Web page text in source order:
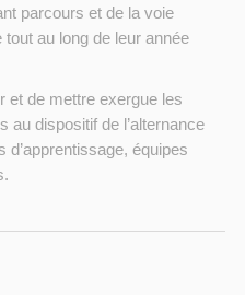
parcours et de la voie
tout au long de leur année
et de mettre exergue les
au dispositif de l’alternance
équipes